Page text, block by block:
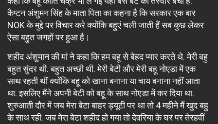
कैप्टन अंशुमन सिंह के माता पिता का कहना है कि सरकार एक बार
NOK के मुद्दे पर विचार करे क्योंकि बहुएं चली जाती हैं सब कुछ लेकर
ऐसा बहुत जगहों पर हुआ है।
शहीद अंशुमान की मां ने कहा कि हम बहू से बेहद प्यार करते थे. मेरी बहु
बहुत सुंदर थी. बहुत अच्छी थी. मेरी बेटी और मेरी बहू नोएडा में एक
साथ रहती थीं क्योंकि बहू को खाना बनाना या चाय बनाना नहीं आता
था. इसलिए मैंने अपनी बेटी को बहू के साथ नोएडा में कर दिया था.
शुरुआती दौर में जब मेरा बेटा बाहर ड्यूटी पर था तो 4 महीने मैं खुद बहु
के साथ रही. जब मेरा बेटा शहीद हो गया तो देवरिया के घर पर तेरहवीं